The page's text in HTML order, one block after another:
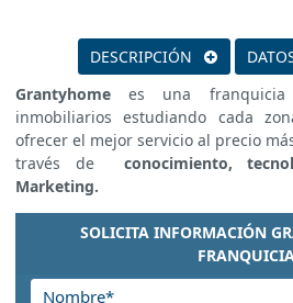
DESCRIPCIÓN
Grantyhome es una franquicia
inmobiliarios estudiando cada
ofrecer el mejor servicio al precio
través de conocimiento,
Marketing.
SOLICITA INFORMACIÓN